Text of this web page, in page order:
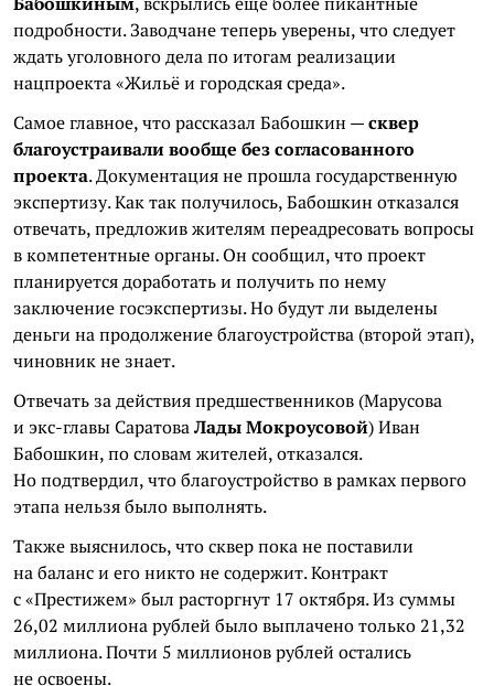
подробности. Заводчане теперь уверены, что следует
ждать уголовного дела по итогам реализации
нацпроекта «Жильё и городская среда».
Самое главное, что рассказал Бабошкин —сквер
благоустраивали вообще без согласованного
проекта. Документация не прошла государственную
экспертизу. Как так получилось, Бабошкин отказался
отвечать, предложив жителям переадресовать вопросы
в компетентные органы. Он сообщил, что проект
планируется доработать и получить по нему
заключение госэкспертизы. Но будут ли выделены
деньги на продолжение благоустройства (второй этап),
чиновник не знает.
Отвечать за действия предшественников (Марусова
и экс-главы СаратоваЛады Мокроусовой) Иван
Бабошкин, по словам жителей, отказался.
Но подтвердил, что благоустройство в рамках первого
этапа нельзя было выполнять.
Также выяснилось, что сквер пока не поставили
на баланс и его никто не содержит. Контракт
с «Престижем» был расторгнут 17 октября. Из суммы
26,02 миллиона рублей было выплачено только 21,32
миллиона. Почти 5 миллионов рублей остались
не освоены.